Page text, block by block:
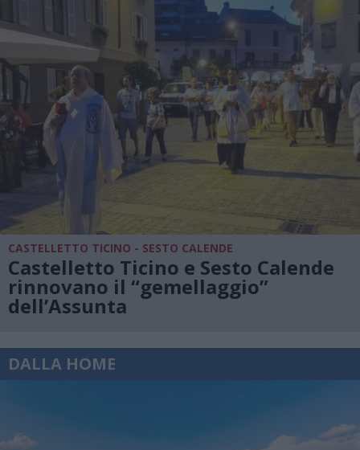
CASTELLETTO TICINO - SESTO CALENDE
Castelletto Ticino e Sesto Calende
rinnovano il “gemellaggio”
dell’Assunta
DALLA HOME